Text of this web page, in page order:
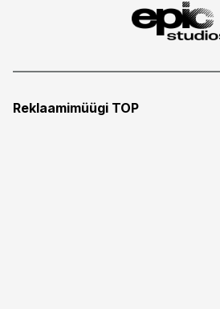
Reklaamimüügi TOP